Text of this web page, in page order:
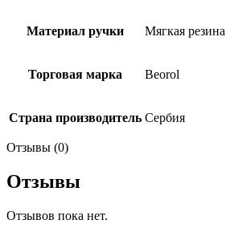
Материал ручки Мягкая резина
Торговая марка Beorol
Страна производитель Сербия
Отзывы (0)
Отзывы
Отзывов пока нет.